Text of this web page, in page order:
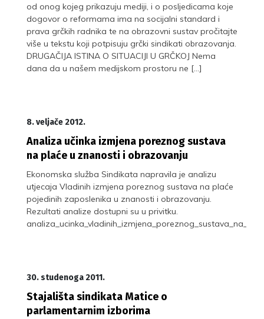
od onog kojeg prikazuju mediji, i o posljedicama koje
dogovor o reformama ima na socijalni standard i
prava grčkih radnika te na obrazovni sustav pročitajte
više u tekstu koji potpisuju grčki sindikati obrazovanja.
DRUGAČIJA ISTINA O SITUACIJI U GRČKOJ Nema
dana da u našem medijskom prostoru ne […]
8. veljače 2012.
Analiza učinka izmjena poreznog sustava
na plaće u znanosti i obrazovanju
Ekonomska služba Sindikata napravila je analizu
utjecaja Vladinih izmjena poreznog sustava na plaće
pojedinih zaposlenika u znanosti i obrazovanju.
Rezultati analize dostupni su u privitku.
30. studenoga 2011.
Stajališta sindikata Matice o
parlamentarnim izborima